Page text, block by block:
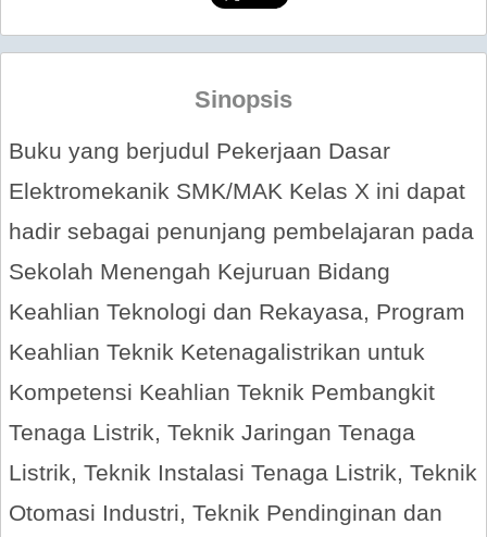
Sinopsis
Buku yang berjudul Pekerjaan Dasar
Elektromekanik SMK/MAK Kelas X ini dapat
hadir sebagai penunjang pembelajaran pada
Sekolah Menengah Kejuruan Bidang
Keahlian Teknologi dan Rekayasa, Program
Keahlian Teknik Ketenagalistrikan untuk
Kompetensi Keahlian Teknik Pembangkit
Tenaga Listrik, Teknik Jaringan Tenaga
Listrik, Teknik Instalasi Tenaga Listrik, Teknik
Otomasi Industri, Teknik Pendinginan dan